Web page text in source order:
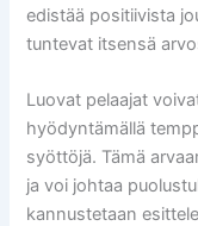
edistää positiivista
tuntevat itsensä
Luovat pelaajat
hyödyntämällä
syöttöjä. Tämä
ja voi johtaa
kannustetaan